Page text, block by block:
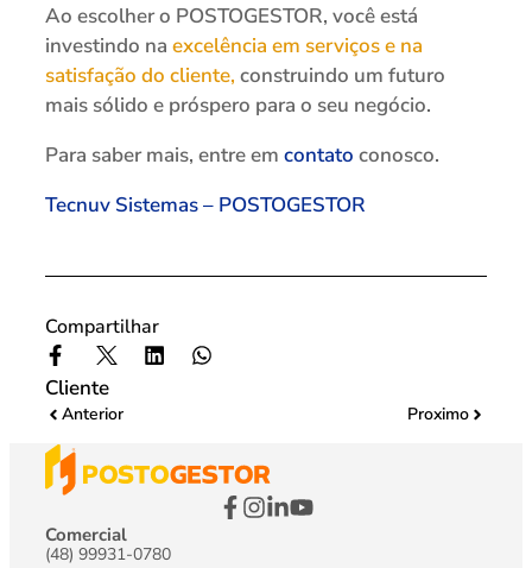
Ao escolher o POSTOGESTOR, você está
investindo na excelência em serviços e na
satisfação do cliente, construindo um futuro
mais sólido e próspero para o seu negócio.
Para saber mais, entre em contato conosco.
Tecnuv Sistemas – POSTOGESTOR
Compartilhar
Cliente
Anterior Proximo
Comercial
(48) 99931-0780